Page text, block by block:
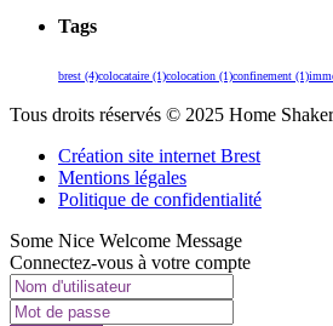
Tags
brest (4)colocataire (1)colocation (1)confinement (1)
Tous droits réservés © 2025 Home
Création site internet Brest
Mentions légales
Politique de confidentialité
Some Nice Welcome Message
Connectez-vous à votre compte